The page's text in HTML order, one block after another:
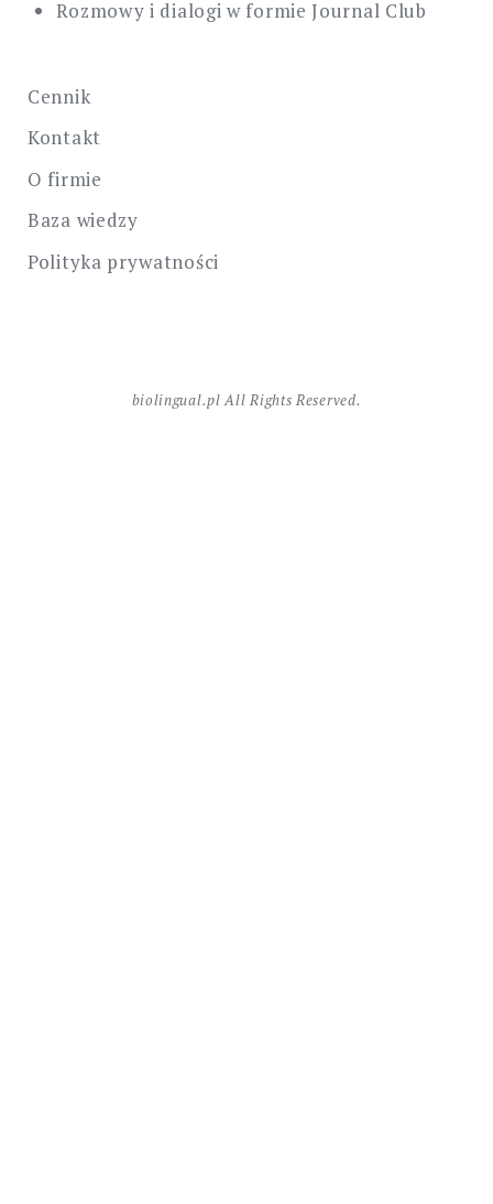
Rozmowy i dialogi w formie Journal Club
Cennik
Kontakt
O firmie
Baza wiedzy
Polityka prywatności
biolingual.pl All Rights Reserved.